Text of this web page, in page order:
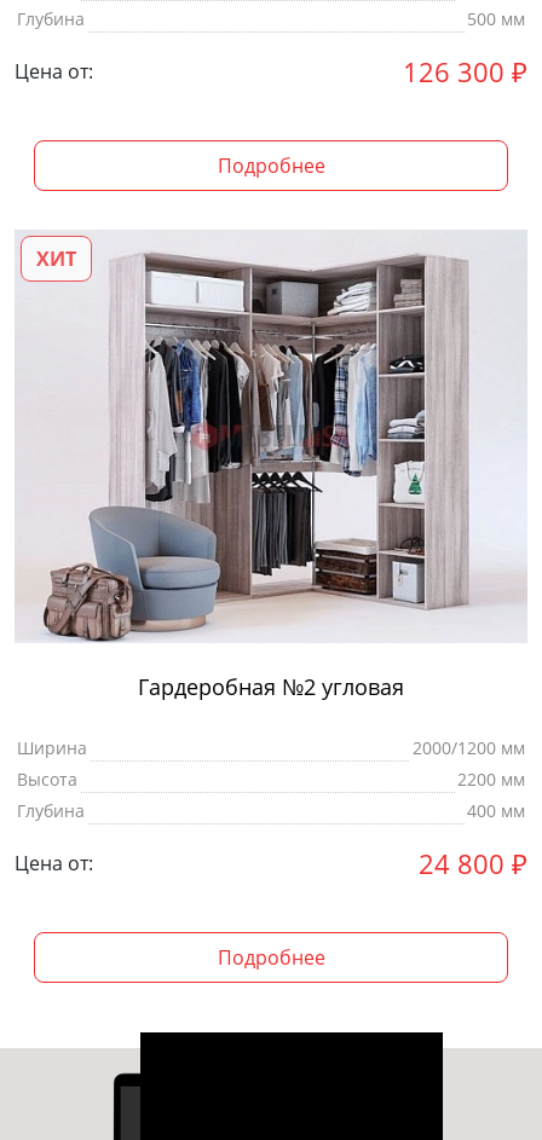
Глубина
500 мм
Цена от: 126 300 ₽
Подробнее
ХИТ
Гардеробная №2 угловая
Ширина
2000/1200 мм
Высота
2200 мм
Глубина
400 мм
Цена от: 24 800 ₽
Подробнее